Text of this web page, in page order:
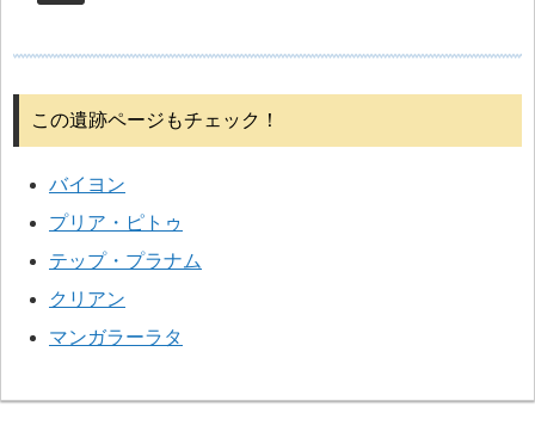
この遺跡ページもチェック！
バイヨン
プリア・ピトゥ
テップ・プラナム
クリアン
マンガラーラタ